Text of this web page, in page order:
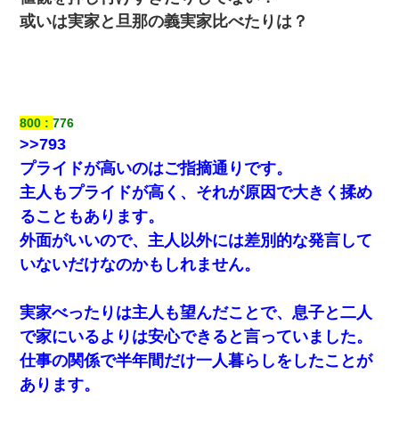
或いは実家と旦那の義実家比べたりは？
800 776
>>793
プライドが高いのはご指摘通りです。
主人もプライドが高く、それが原因で大きく揉め
ることもあります。
外面がいいので、主人以外には差別的な発言して
いないだけなのかもしれません。
実家べったりは主人も望んだことで、息子と二人
で家にいるよりは安心できると言っていました。
仕事の関係で半年間だけ一人暮らしをしたことが
あります。